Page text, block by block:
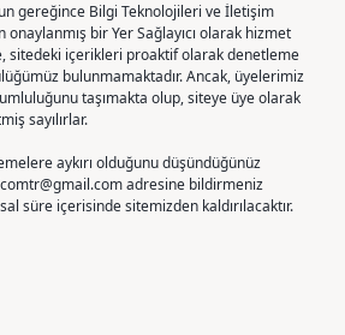
gereğince Bilgi Teknolojileri ve İletişim
onaylanmış bir Yer Sağlayıcı olarak hizmet
sitedeki içerikleri proaktif olarak denetleme
bulunmamaktadır. Ancak, üyelerimiz
taşımakta olup, siteye üye olarak
sayılırlar.
aykırı olduğunu düşündüğünüz
adresine bildirmeniz
süre içerisinde sitemizden kaldırılacaktır.